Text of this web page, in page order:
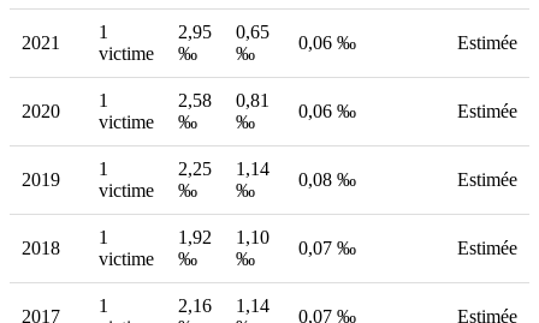
2021
1
victime
2,95
‰
0,65
‰
0,06 ‰ Estimée
2020
1
victime
2,58
‰
0,81
‰
0,06 ‰ Estimée
2019
1
victime
2,25
‰
1,14
‰
0,08 ‰ Estimée
2018
1
victime
1,92
‰
1,10
‰
0,07 ‰ Estimée
2017
1
2,16
1,14
0,07 ‰ Estimée